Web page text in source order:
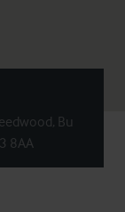
Bu
8AA